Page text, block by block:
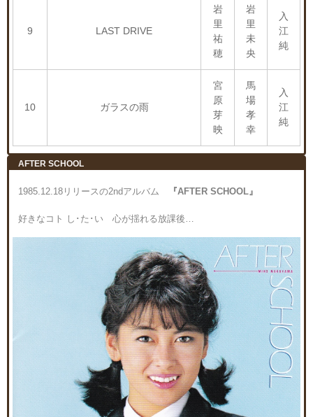
9 LAST DRIVE
岩
里
祐
穂
岩
里
未
央
入
江
純
10 ガラスの雨
宮
原
芽
映
馬
場
孝
幸
入
江
純
AFTER SCHOOL
1985.12.18リリースの2ndアルバム 『AFTER SCHOOL』
好きなコト し･た･い 心が揺れる放課後…